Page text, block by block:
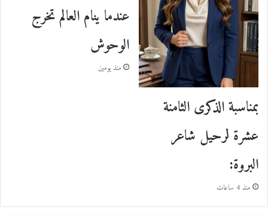
بمناسبة الذكرى الثامنة
عشرة لرحيل شاعر
البروة:
منذ 4 ساعات
عندما ينام العالم تخرج
الوحوش
منذ يومين